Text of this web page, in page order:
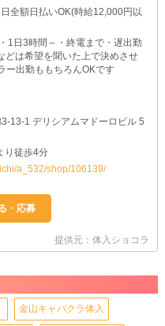
全額日払いOK(時給12,000円以
1日3時間～・終電まで・遅出勤
は希望を聞いた上で決めさせ
ー出勤ももちろんOKです
13-1 デリシアムマドーロビル 5
り徒歩4分
a_532/shop/106139/
提供元：体入ショコラ
金山キャバクラ体入